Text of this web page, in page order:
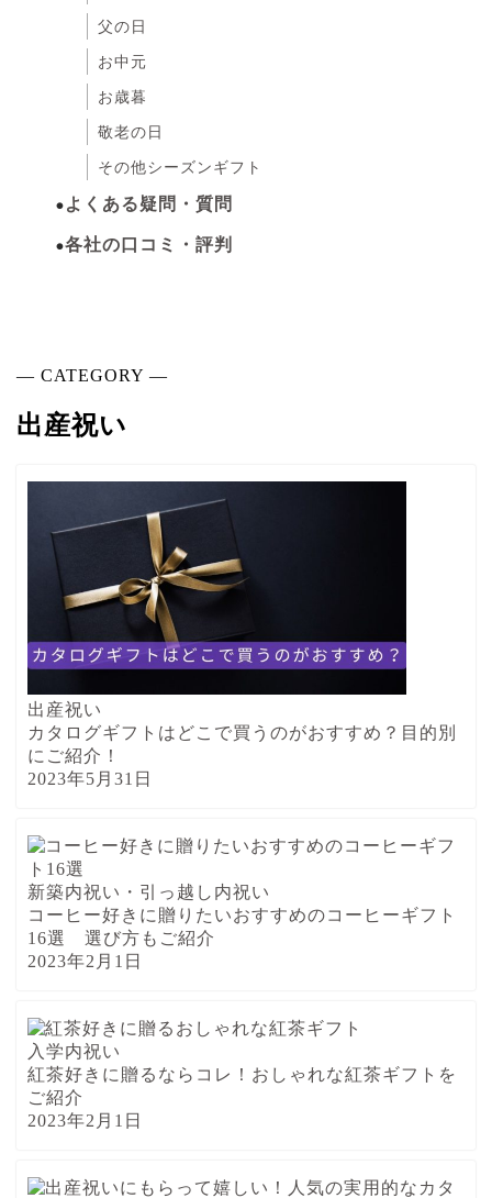
父の日
お中元
お歳暮
敬老の日
その他シーズンギフト
よくある疑問・質問
各社の口コミ・評判
― CATEGORY ―
出産祝い
出産祝い
カタログギフトはどこで買うのがおすすめ？目的別
にご紹介！
2023年5月31日
新築内祝い・引っ越し内祝い
コーヒー好きに贈りたいおすすめのコーヒーギフト
16選 選び方もご紹介
2023年2月1日
入学内祝い
紅茶好きに贈るならコレ！おしゃれな紅茶ギフトを
ご紹介
2023年2月1日